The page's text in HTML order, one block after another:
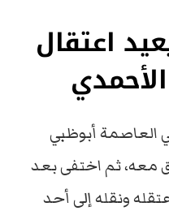
اعتقال
العاصمة أبوظبي
معه، ثم اختفى بعد
ونقله إلى أحد